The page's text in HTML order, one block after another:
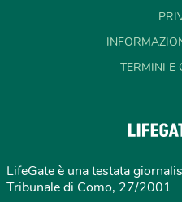
TERMINI E
LifeGate è una testata
Tribunale di Como, 27/2001